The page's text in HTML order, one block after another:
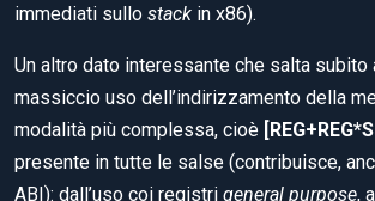
immediati sullo stack in x86).
Un altro dato interessante che salta subito
massiccio uso dell’indirizzamento della
modalità più complessa, cioè
presente in tutte le salse (contribuisce,
ABI): dall’uso coi registri general purpose,